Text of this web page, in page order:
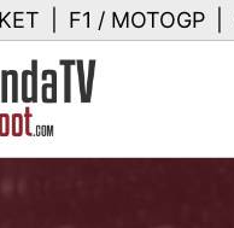
F1 / MOTOGP